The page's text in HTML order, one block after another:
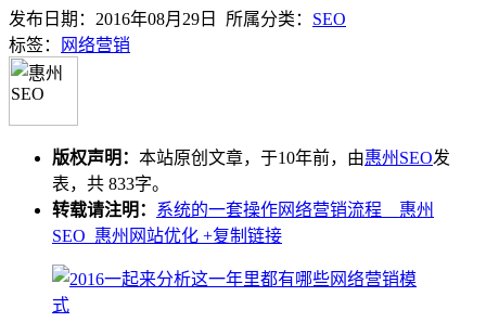
发布日期：2016年08月29日 所属分类： SEO
标签：
网络营销
版权声明： 本站原创文章，于10年前，由惠州SEO发
表，共 833字。
转载请注明： 系统的一套操作网络营销流程 _ 惠州
SEO_惠州网站优化 +复制链接